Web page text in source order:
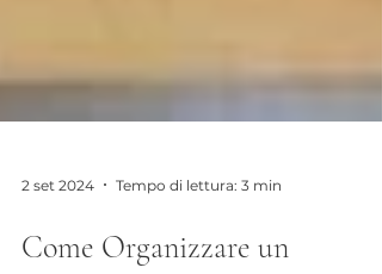
2 set 2024 Tempo di lettura: 3 min